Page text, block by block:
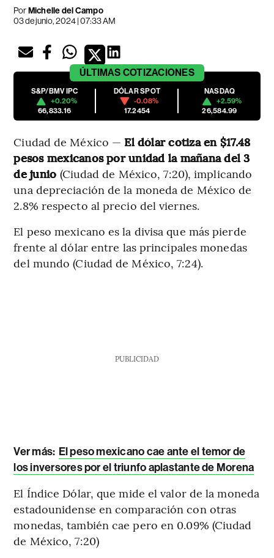
PorMichelle del Campo
03 de junio, 2024 | 07:33 AM
ÚLTIMAS COTIZACIONES
S&P/BMV IPC
+0.20%
66,833.16
DÓLAR SPOT
-0.08%
17.2454
NASDAQ
+2.59%
26,584.99
Ciudad de México — El dólar cotiza en $17.48
pesos mexicanos por unidad la mañana del 3
de junio (Ciudad de México, 7:20), implicando
una depreciación de la moneda de México de
2.8% respecto al precio del viernes.
El peso mexicano es la divisa que más pierde
frente al dólar entre las principales monedas
del mundo (Ciudad de México, 7:24).
PUBLICIDAD
Ver más: El peso mexicano cae ante el temor de
los inversores por el triunfo aplastante de Morena
El Índice Dólar, que mide el valor de la moneda
estadounidense en comparación con otras
monedas, también cae pero en 0.09% (Ciudad
de México, 7:20)